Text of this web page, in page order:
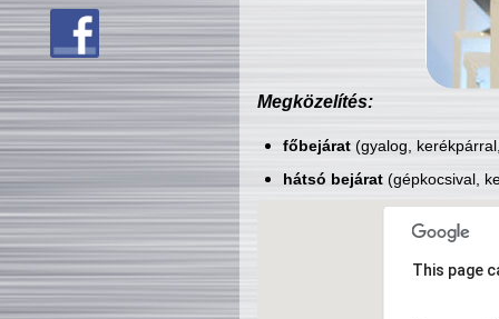
Megközelítés:
főbejárat(gyalog,
hátsó bejárat(gépkocsival,
This page